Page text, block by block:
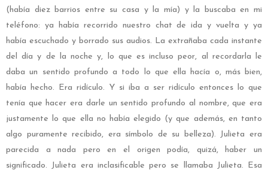
(había diez barrios entre su casa y la mía) y la buscaba en mi
teléfono: ya había recorrido nuestro chat de ida y vuelta y ya
había escuchado y borrado sus audios. La extrañaba cada instante
del día y de la noche y, lo que es incluso peor, al recordarla le
daba un sentido profundo a todo lo que ella hacía o, más bien,
había hecho. Era ridículo. Y si iba a ser ridículo entonces lo que
tenía que hacer era darle un sentido profundo al nombre, que era
justamente lo que ella no había elegido (y que además, en tanto
algo puramente recibido, era símbolo de su belleza). Julieta era
parecida a nada pero en el origen podía, quizá, haber un
significado. Julieta era inclasificable pero se llamaba Julieta. Esa